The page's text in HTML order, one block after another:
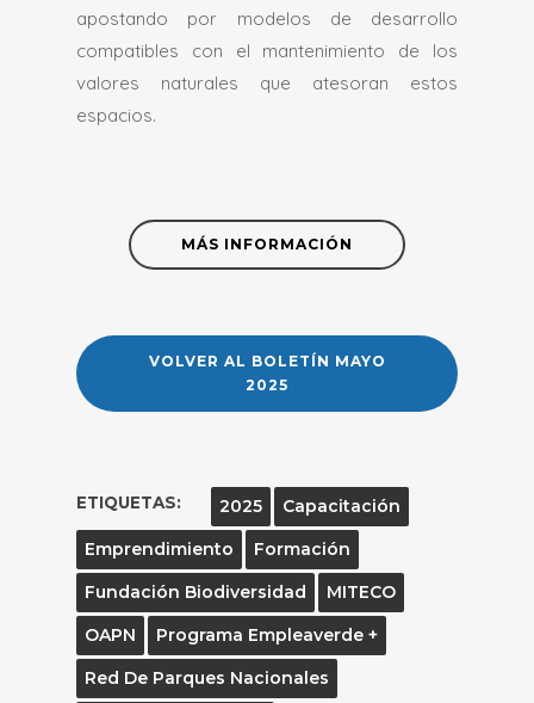
apostando por modelos de desarrollo
compatibles con el mantenimiento de los
valores naturales que atesoran estos
espacios.
MÁS INFORMACIÓN
VOLVER AL BOLETÍN MAYO
2025
ETIQUETAS: 2025
Capacitación
Emprendimiento
Formación
Fundación Biodiversidad
MITECO
OAPN
Programa Empleaverde +
Red De Parques Nacionales